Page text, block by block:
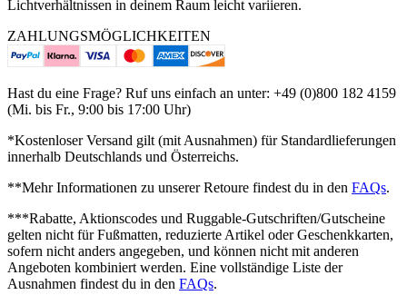
Lichtverhältnissen in deinem Raum leicht variieren.
ZAHLUNGSMÖGLICHKEITEN
Hast du eine Frage? Ruf uns einfach an unter: +49 (0)800 182 4159
(Mi. bis Fr., 9:00 bis 17:00 Uhr)
*Kostenloser Versand gilt (mit Ausnahmen) für Standardlieferungen
innerhalb Deutschlands und Österreichs.
**Mehr Informationen zu unserer Retoure findest du in den FAQs.
***Rabatte, Aktionscodes und Ruggable-Gutschriften/Gutscheine
gelten nicht für Fußmatten, reduzierte Artikel oder Geschenkkarten,
sofern nicht anders angegeben, und können nicht mit anderen
Angeboten kombiniert werden. Eine vollständige Liste der
Ausnahmen findest du in den FAQs.